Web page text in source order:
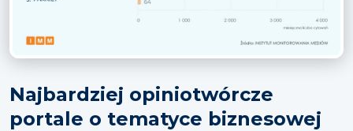
Najbardziej opiniotwórcze
portale o tematyce biznesowej